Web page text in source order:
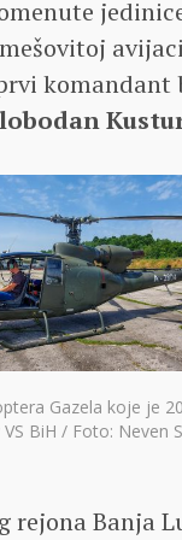
komandant
Gazela koje je
BiH / Foto: Neven
rejona Banja